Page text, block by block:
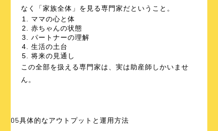
なく「家族全体」を見る専門家だということ。
ママの心と体
赤ちゃんの状態
パートナーの理解
生活の土台
将来の見通し
この全部を扱える専門家は、実は助産師しかいませ
ん。
05具体的なアウトプットと運用方法